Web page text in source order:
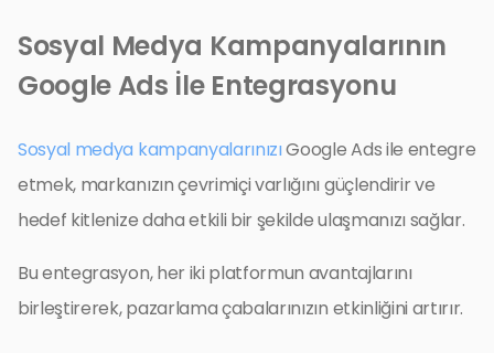
Sosyal Medya Kampanyalarının
Google Ads İle Entegrasyonu
Sosyal medya kampanyalarınızıGoogle Ads ile entegre
etmek, markanızın çevrimiçi varlığını güçlendirir ve
hedef kitlenize daha etkili bir şekilde ulaşmanızı sağlar.
Bu entegrasyon, her iki platformun avantajlarını
birleştirerek, pazarlama çabalarınızın etkinliğini artırır.